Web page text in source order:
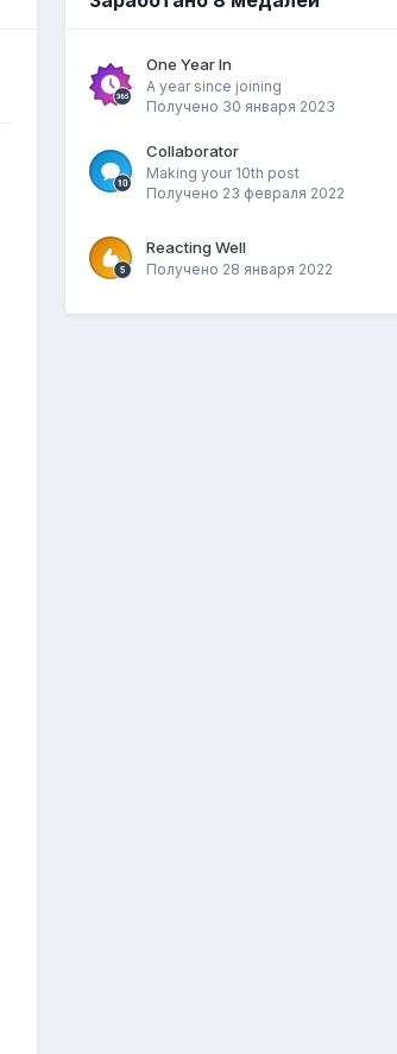
One Year In
A year since joining
Получено 30 января 2023
Collaborator
Making your 10th post
Получено 23 февраля 2022
Reacting Well
Получено 28 января 2022